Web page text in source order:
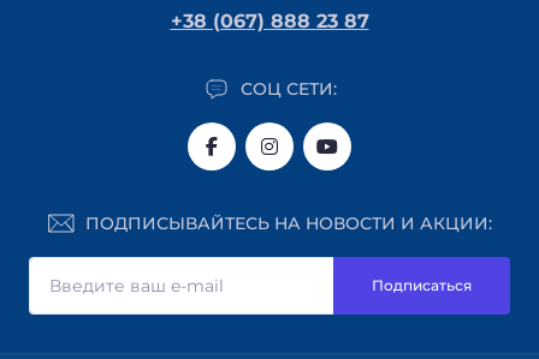
+38 (067) 888 23 87
СОЦ СЕТИ:
ПОДПИСЫВАЙТЕСЬ НА НОВОСТИ И АКЦИИ:
Подписаться